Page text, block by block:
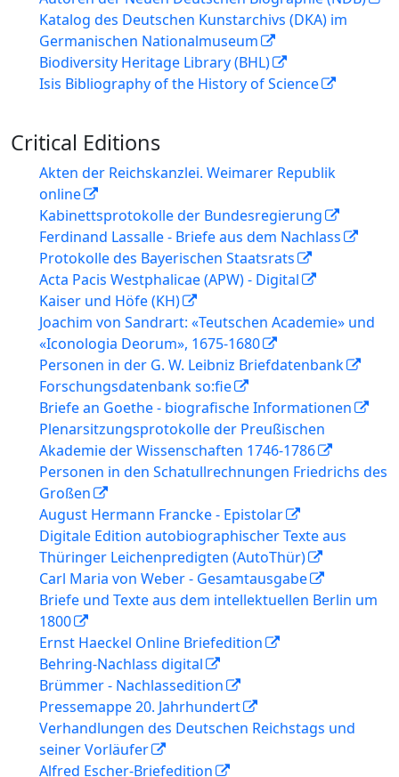
Katalog des Deutschen Kunstarchivs (DKA) im
Germanischen Nationalmuseum
Biodiversity Heritage Library (BHL)
Isis Bibliography of the History of Science
Critical Editions
Akten der Reichskanzlei. Weimarer Republik
online
Kabinettsprotokolle der Bundesregierung
Ferdinand Lassalle - Briefe aus dem Nachlass
Protokolle des Bayerischen Staatsrats
Acta Pacis Westphalicae (APW) - Digital
Kaiser und Höfe (KH)
Joachim von Sandrart: «Teutschen Academie» und
«Iconologia Deorum», 1675-1680
Personen in der G. W. Leibniz Briefdatenbank
Forschungsdatenbank so:fie
Briefe an Goethe - biografische Informationen
Plenarsitzungsprotokolle der Preußischen
Akademie der Wissenschaften 1746-1786
Personen in den Schatullrechnungen Friedrichs des
Großen
August Hermann Francke - Epistolar
Digitale Edition autobiographischer Texte aus
Thüringer Leichenpredigten (AutoThür)
Carl Maria von Weber - Gesamtausgabe
Briefe und Texte aus dem intellektuellen Berlin um
1800
Ernst Haeckel Online Briefedition
Behring-Nachlass digital
Brümmer - Nachlassedition
Pressemappe 20. Jahrhundert
Verhandlungen des Deutschen Reichstags und
seiner Vorläufer
Alfred Escher-Briefedition